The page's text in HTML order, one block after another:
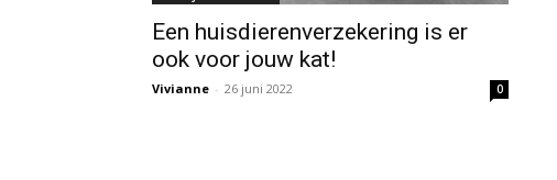
Een huisdierenverzekering is er
ook voor jouw kat!
Vivianne - 26 juni 2022 0